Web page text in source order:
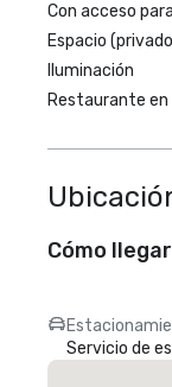
Con acceso
Espacio
Iluminación
Restaurante en
Cómo llegar
Servicio de